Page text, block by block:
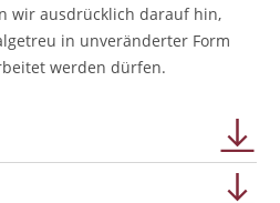
wir ausdrücklich darauf hin,
in unveränderter Form
werden dürfen.